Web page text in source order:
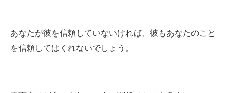
あなたが彼を信頼していないければ、彼もあなたのこと
を信頼してはくれないでしょう。